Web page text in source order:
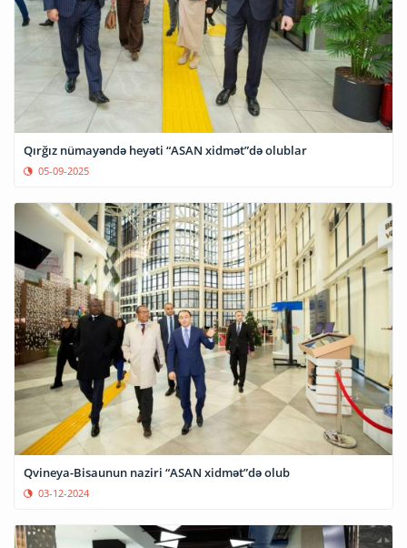
Qırğız nümayəndə heyəti “ASAN xidmət”də olublar
05-09-2025
Qvineya-Bisaunun naziri “ASAN xidmət”də olub
03-12-2024